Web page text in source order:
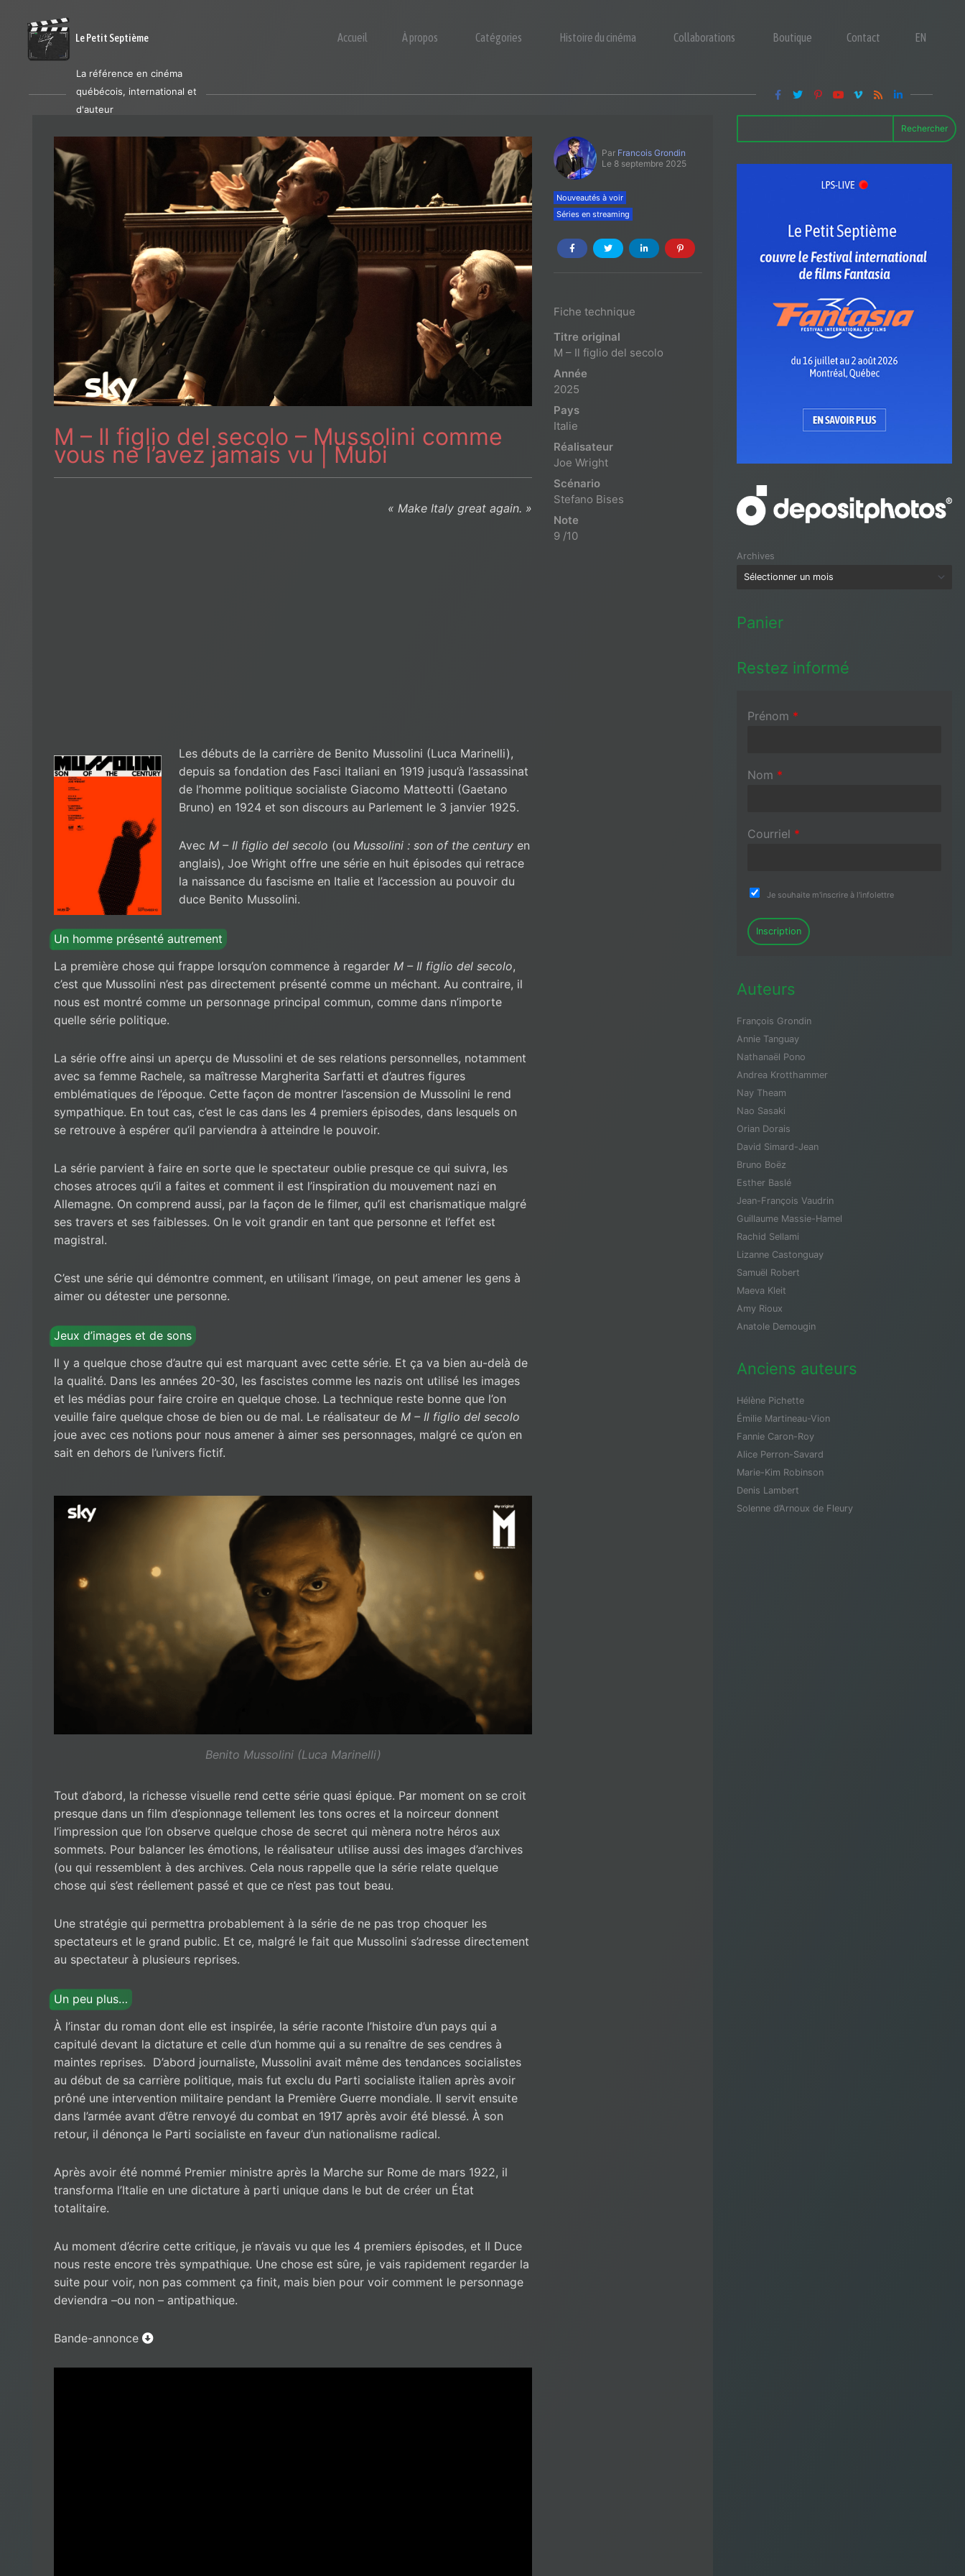
Le Petit Septième Accueil À propos Catégories Histoire du cinéma Collaborations Boutique Contact EN
La référence en cinéma
québécois, international et
d'auteur
M – Il figlio del secolo – Mussolini comme
vous ne l’avez jamais vu | Mubi
« Make Italy great again. »
Les débuts de la carrière de Benito Mussolini (Luca Marinelli),
depuis sa fondation des Fasci Italiani en 1919 jusqu’à l’assassinat
de l’homme politique socialiste Giacomo Matteotti (Gaetano
Bruno) en 1924 et son discours au Parlement le 3 janvier 1925.
Avec M – Il figlio del secolo (ou Mussolini : son of the century en
anglais), Joe Wright offre une série en huit épisodes qui retrace
la naissance du fascisme en Italie et l’accession au pouvoir du
duce Benito Mussolini.
Un homme présenté autrement
La première chose qui frappe lorsqu’on commence à regarder M – Il figlio del secolo,
c’est que Mussolini n’est pas directement présenté comme un méchant. Au contraire, il
nous est montré comme un personnage principal commun, comme dans n’importe
quelle série politique.
La série offre ainsi un aperçu de Mussolini et de ses relations personnelles, notamment
avec sa femme Rachele, sa maîtresse Margherita Sarfatti et d’autres figures
emblématiques de l’époque. Cette façon de montrer l’ascension de Mussolini le rend
sympathique. En tout cas, c’est le cas dans les 4 premiers épisodes, dans lesquels on
se retrouve à espérer qu’il parviendra à atteindre le pouvoir.
La série parvient à faire en sorte que le spectateur oublie presque ce qui suivra, les
choses atroces qu’il a faites et comment il est l’inspiration du mouvement nazi en
Allemagne. On comprend aussi, par la façon de le filmer, qu’il est charismatique malgré
ses travers et ses faiblesses. On le voit grandir en tant que personne et l’effet est
magistral.
C’est une série qui démontre comment, en utilisant l’image, on peut amener les gens à
aimer ou détester une personne.
Jeux d’images et de sons
Il y a quelque chose d’autre qui est marquant avec cette série. Et ça va bien au-delà de
la qualité. Dans les années 20-30, les fascistes comme les nazis ont utilisé les images
et les médias pour faire croire en quelque chose. La technique reste bonne que l’on
veuille faire quelque chose de bien ou de mal. Le réalisateur de M – Il figlio del secolo
joue avec ces notions pour nous amener à aimer ses personnages, malgré ce qu’on en
sait en dehors de l’univers fictif.
Benito Mussolini (Luca Marinelli)
Tout d’abord, la richesse visuelle rend cette série quasi épique. Par moment on se croit
presque dans un film d’espionnage tellement les tons ocres et la noirceur donnent
l’impression que l’on observe quelque chose de secret qui mènera notre héros aux
sommets. Pour balancer les émotions, le réalisateur utilise aussi des images d’archives
(ou qui ressemblent à des archives. Cela nous rappelle que la série relate quelque
chose qui s’est réellement passé et que ce n’est pas tout beau.
Une stratégie qui permettra probablement à la série de ne pas trop choquer les
spectateurs et le grand public. Et ce, malgré le fait que Mussolini s’adresse directement
au spectateur à plusieurs reprises.
Un peu plus…
À l’instar du roman dont elle est inspirée, la série raconte l’histoire d’un pays qui a
capitulé devant la dictature et celle d’un homme qui a su renaître de ses cendres à
maintes reprises. D’abord journaliste, Mussolini avait même des tendances socialistes
au début de sa carrière politique, mais fut exclu du Parti socialiste italien après avoir
prôné une intervention militaire pendant la Première Guerre mondiale. Il servit ensuite
dans l’armée avant d’être renvoyé du combat en 1917 après avoir été blessé. À son
retour, il dénonça le Parti socialiste en faveur d’un nationalisme radical.
Après avoir été nommé Premier ministre après la Marche sur Rome de mars 1922, il
transforma l’Italie en une dictature à parti unique dans le but de créer un État
totalitaire.
Au moment d’écrire cette critique, je n’avais vu que les 4 premiers épisodes, et Il Duce
nous reste encore très sympathique. Une chose est sûre, je vais rapidement regarder la
suite pour voir, non pas comment ça finit, mais bien pour voir comment le personnage
deviendra –ou non – antipathique.
Bande-annonce
Par Francois Grondin
Le 8 septembre 2025
Nouveautés à voir
Séries en streaming
Fiche technique
Titre original
M – Il figlio del secolo
Année
2025
Pays
Italie
Réalisateur
Joe Wright
Scénario
Stefano Bises
Note
9 /10
Rechercher
Archives
Panier
Restez informé
Prénom *
Nom *
Courriel *
Je souhaite m'inscrire à l'infolettre
Inscription
Auteurs
François Grondin
Annie Tanguay
Nathanaël Pono
Andrea Krotthammer
Nay Theam
Nao Sasaki
Orian Dorais
David Simard-Jean
Bruno Boëz
Esther Baslé
Jean-François Vaudrin
Guillaume Massie-Hamel
Rachid Sellami
Lizanne Castonguay
Samuël Robert
Maeva Kleit
Amy Rioux
Anatole Demougin
Anciens auteurs
Hélène Pichette
Émilie Martineau-Vion
Fannie Caron-Roy
Alice Perron-Savard
Marie-Kim Robinson
Denis Lambert
Solenne d’Arnoux de Fleury